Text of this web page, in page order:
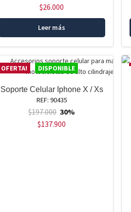
$26.000
Leer más
OFERTA! DISPONIBLE
Soporte Celular Iphone X / Xs
REF: 90435
$197.000 30%
$137.900